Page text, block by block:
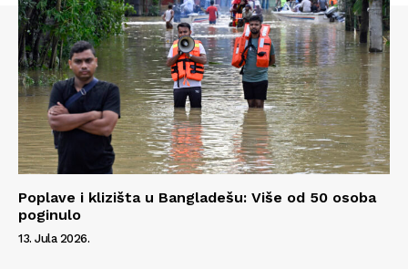
Poplave i klizišta u Bangladešu: Više od 50 osoba
poginulo
13. Jula 2026.